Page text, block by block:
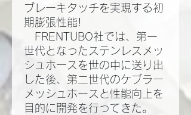
ブレーキタッチを実現する初
期膨張性能!​
FRENTUBO社では、第一
世代となったステンレスメッ
シュホースを世の中に送り出
した後、第二世代のケブラー
メッシュホースと性能向上を
目的に開発を行ってきた。​